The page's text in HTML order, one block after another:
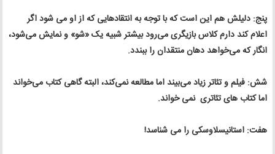
پنج: دلیلش هم این است که با توجه به انتقادهایی که از او می شود اگر
اعلام کند دارم کلاس بازیگری می‌رود بیشتر شبیه یک «شو» و نمایش می‌شود،
انگار که می‌خواهد دهان منتقدان را ببندد.
شش: فیلم و تئاتر زیاد می‌بیند اما مطالعه نمی‌کند، البته گاهی کتاب می‌خواند
اما کتاب های تئاتری نمی خواند.
هفت: استانیسلاوسکی را می شناسد!